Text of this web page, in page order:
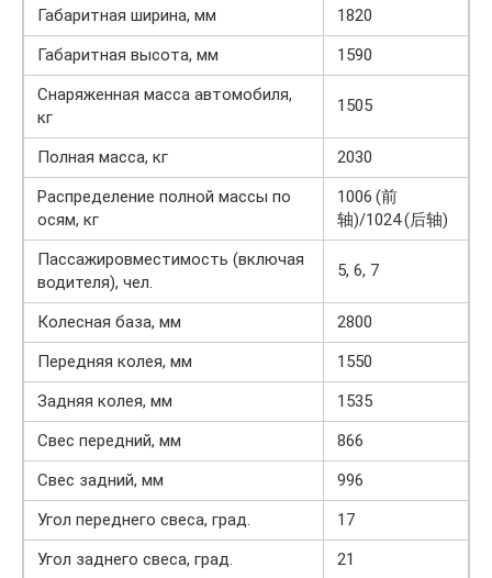
Габаритная ширина, мм
1820
Габаритная высота, мм
1590
Снаряженная масса автомобиля,
кг
1505
Полная масса, кг
2030
Распределение полной массы по
осям, кг
1006 (前
轴)/1024 (后轴)
Пассажировместимость (включая
водителя), чел.
5, 6, 7
Колесная база, мм
2800
Передняя колея, мм
1550
Задняя колея, мм
1535
Свес передний, мм
866
Свес задний, мм
996
Угол переднего свеса, град.
17
Угол заднего свеса, град.
21